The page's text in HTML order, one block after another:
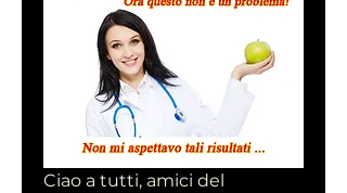
Ciao a tutti, amici del